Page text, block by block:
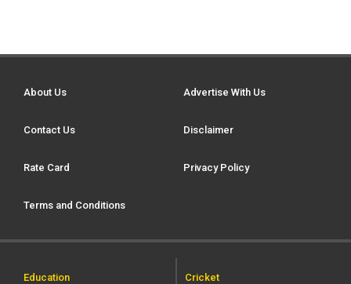
About Us Advertise With Us
Contact Us Disclaimer
Rate Card Privacy Policy
Terms and Conditions
Education Cricket